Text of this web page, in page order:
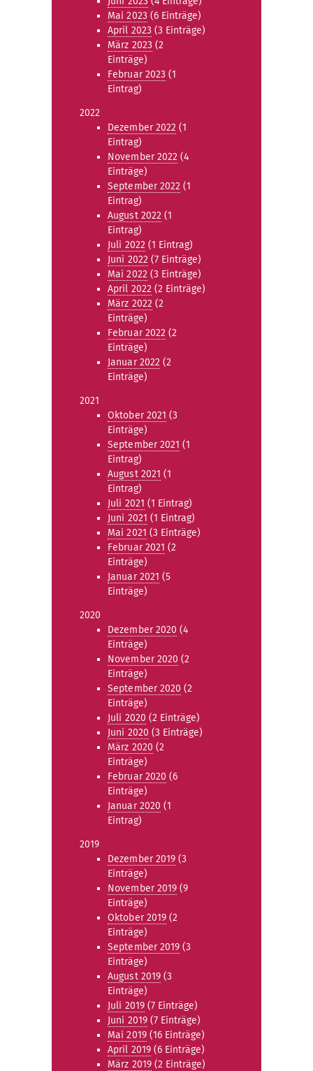
Mai 2023 (6 Einträge)
April 2023 (3 Einträge)
März 2023 (2
Einträge)
Februar 2023 (1
Eintrag)
2022
Dezember 2022 (1
Eintrag)
November 2022 (4
Einträge)
September 2022 (1
Eintrag)
August 2022 (1
Eintrag)
Juli 2022 (1 Eintrag)
Juni 2022 (7 Einträge)
Mai 2022 (3 Einträge)
April 2022 (2 Einträge)
März 2022 (2
Einträge)
Februar 2022 (2
Einträge)
Januar 2022 (2
Einträge)
2021
Oktober 2021 (3
Einträge)
September 2021 (1
Eintrag)
August 2021 (1
Eintrag)
Juli 2021 (1 Eintrag)
Juni 2021 (1 Eintrag)
Mai 2021 (3 Einträge)
Februar 2021 (2
Einträge)
Januar 2021 (5
Einträge)
2020
Dezember 2020 (4
Einträge)
November 2020 (2
Einträge)
September 2020 (2
Einträge)
Juli 2020 (2 Einträge)
Juni 2020 (3 Einträge)
März 2020 (2
Einträge)
Februar 2020 (6
Einträge)
Januar 2020 (1
Eintrag)
2019
Dezember 2019 (3
Einträge)
November 2019 (9
Einträge)
Oktober 2019 (2
Einträge)
September 2019 (3
Einträge)
August 2019 (3
Einträge)
Juli 2019(7 Einträge)
Juni 2019(7 Einträge)
Mai 2019(16 Einträge)
April 2019 (6 Einträge)
März 2019(2 Einträge)